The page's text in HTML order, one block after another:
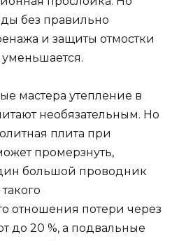
без правильно
и защиты отмостки
уменьшается.
мастера утепление в
необязательным. Но
плита при
промерзнуть,
большой проводник
отношения потери через
до 20 %, а подвальные